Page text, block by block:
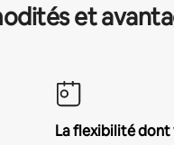
et
La flexibilité dont